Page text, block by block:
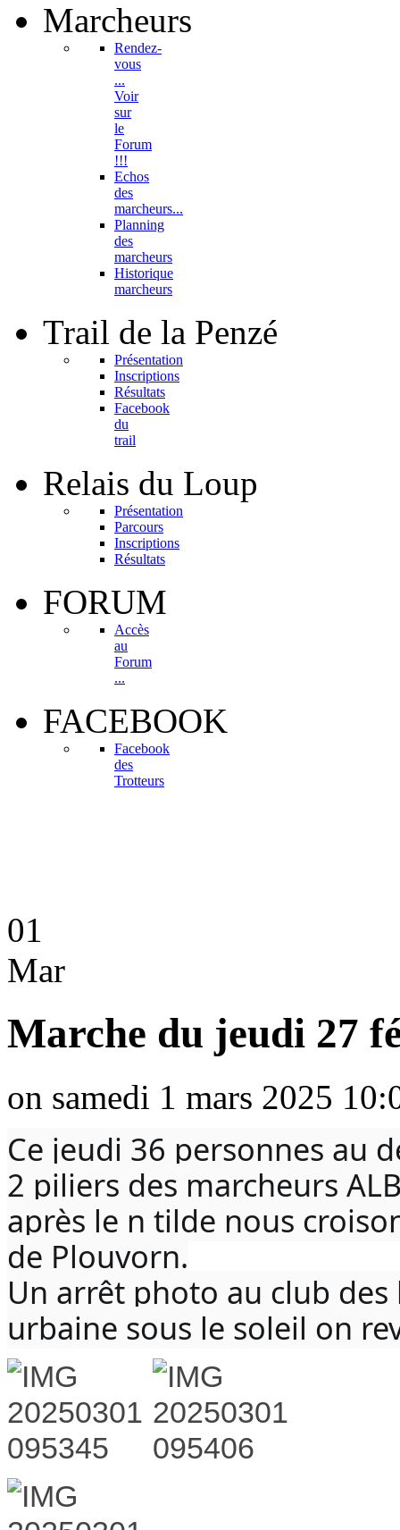
Marcheurs
Rendez-
vous
...
Voir
sur
le
Forum
!!!
Echos
des
marcheurs...
Planning
des
marcheurs
Historique
marcheurs
Trail de la Penzé
Présentation
Inscriptions
Résultats
Facebook
du
trail
Relais du Loup
Présentation
Parcours
Inscriptions
Résultats
FORUM
Accès
au
Forum
...
FACEBOOK
Facebook
des
Trotteurs
01
Mar
Marche du jeudi 27
on samedi 1 mars 2025
Ce jeudi 36 personnes au
2 piliers des marcheurs
après le n tilde nous
de Plouvorn.
Un arrêt photo au club
urbaine sous le soleil on